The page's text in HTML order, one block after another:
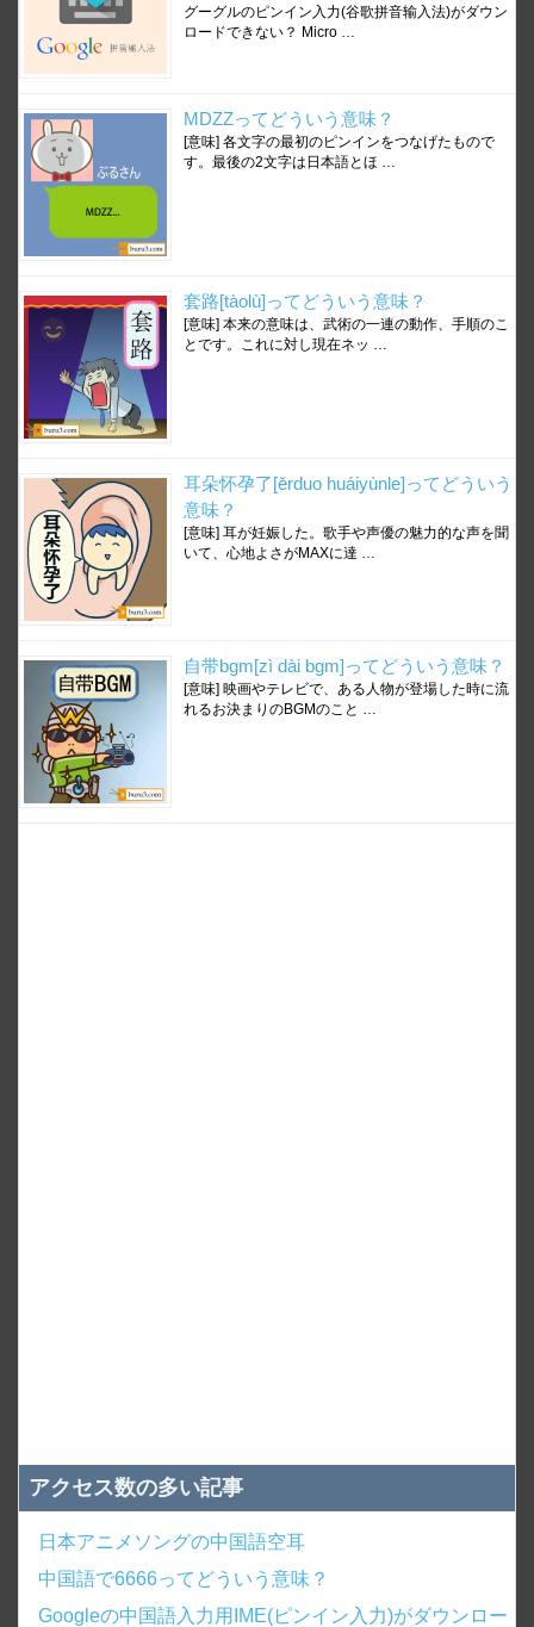
グーグルのピンイン入力(谷歌拼音输入法)がダウン
ロードできない？ Micro …
MDZZってどういう意味？
[意味] 各文字の最初のピンインをつなげたもので
す。最後の2文字は日本語とほ …
套路[tàolù]ってどういう意味？
[意味] 本来の意味は、武術の一連の動作、手順のこ
とです。これに対し現在ネッ …
耳朵怀孕了[ěrduo huáiyùnle]ってどういう
意味？
[意味] 耳が妊娠した。歌手や声優の魅力的な声を聞
いて、心地よさがMAXに達 …
自带bgm[zì dài bgm]ってどういう意味？
[意味] 映画やテレビで、ある人物が登場した時に流
れるお決まりのBGMのこと …
アクセス数の多い記事
日本アニメソングの中国語空耳
中国語で6666ってどういう意味？
Googleの中国語入力用IME(ピンイン入力)がダウンロー